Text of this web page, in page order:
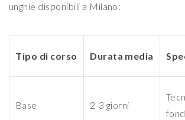
unghie disponibili a Milano:
Tipo di corso Durata media
Base 2-3 giorni